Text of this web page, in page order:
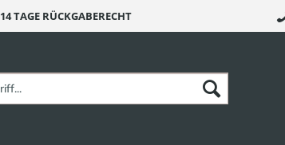
14 TAGE RÜCKGABERECHT